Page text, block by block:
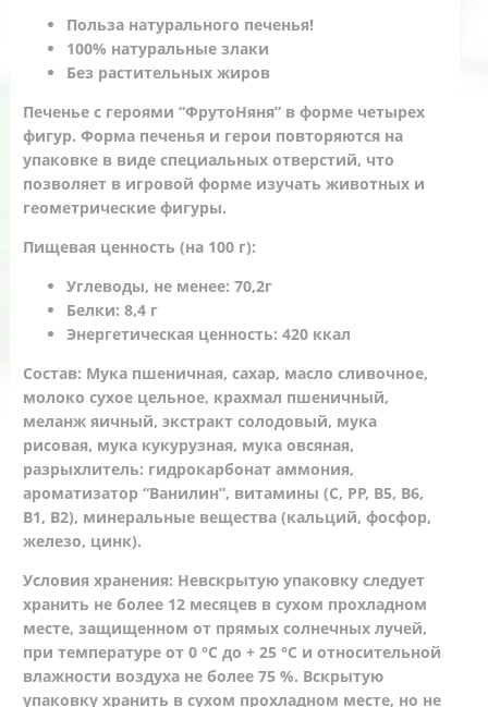
Польза натурального печенья!
100% натуральные злаки
Без растительных жиров
Печенье с героями “ФрутоНяня” в форме четырех
фигур. Форма печенья и герои повторяются на
упаковке в виде специальных отверстий, что
позволяет в игровой форме изучать животных и
геометрические фигуры.
Пищевая ценность (на 100 г):
Углеводы, не менее: 70,2г
Белки: 8,4 г
Энергетическая ценность: 420 ккал
Состав: Мука пшеничная, сахар, масло сливочное,
молоко сухое цельное, крахмал пшеничный,
меланж яичный, экстракт солодовый, мука
рисовая, мука кукурузная, мука овсяная,
разрыхлитель: гидрокарбонат аммония,
ароматизатор “Ванилин”, витамины (С, РР, В5, В6,
В1, В2), минеральные вещества (кальций, фосфор,
железо, цинк).
Условия хранения: Невскрытую упаковку следует
хранить не более 12 месяцев в сухом прохладном
месте, защищенном от прямых солнечных лучей,
при температуре от 0 °С до + 25 °С и относительной
влажности воздуха не более 75 %. Вскрытую
упаковку хранить в сухом прохладном месте, но не